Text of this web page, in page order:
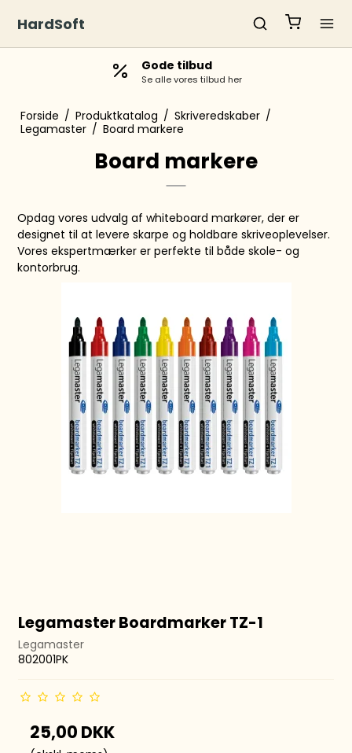
HardSoft
Gode tilbud
Se alle vores tilbud her
Forside / Produktkatalog / Skriveredskaber /
Legamaster / Board markere
Board markere
Opdag vores udvalg af whiteboard markører, der er
designet til at levere skarpe og holdbare skriveoplevelser.
Vores ekspertmærker er perfekte til både skole- og
kontorbrug.
Legamaster Boardmarker TZ-1
Legamaster
802001PK
25,00 DKK